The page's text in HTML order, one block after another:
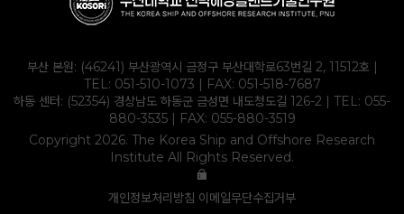
∙ KOLAS
부산 본원: (46241) 부산광역시 금정구 부산대학로63번길 2, 11512호 |
TEL: 051-510-1073 | FAX: 051-518-7687
하동 센터: (52354) 경상남도 하동군 금성면 내도청도길 126-2 | TEL: 055-
880-3535| FAX: 055-880-3519
Copyright 2026. The Korea Ship and Offshore Research
Institute All Rights Reserved.
개인정보처리방침 이메일무단수집거부